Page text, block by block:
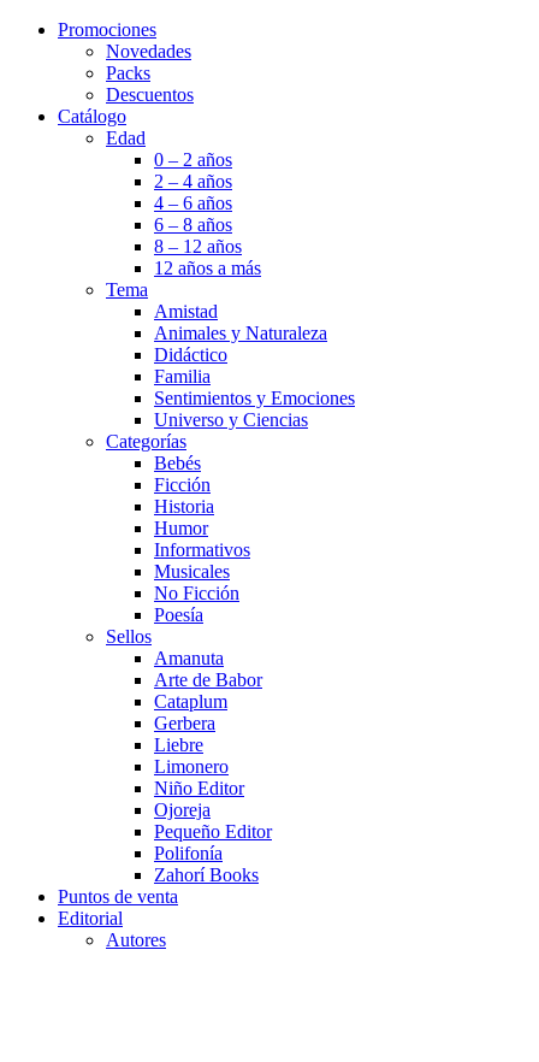
Promociones
Novedades
Packs
Descuentos
Catálogo
Edad
0 – 2 años
2 – 4 años
4 – 6 años
6 – 8 años
8 – 12 años
12 años a más
Tema
Amistad
Animales y Naturaleza
Didáctico
Familia
Sentimientos y Emociones
Universo y Ciencias
Categorías
Bebés
Ficción
Historia
Humor
Informativos
Musicales
No Ficción
Poesía
Sellos
Amanuta
Arte de Babor
Cataplum
Gerbera
Liebre
Limonero
Niño Editor
Ojoreja
Pequeño Editor
Polifonía
Zahorí Books
Puntos de venta
Editorial
Autores